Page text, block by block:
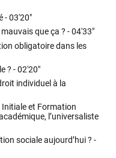
-03'20"
mauvais que ça ? -04'33"
obligatoire dans les
? -02'20"
individuel à la
et Formation
l’universaliste
sociale aujourd’hui ? -